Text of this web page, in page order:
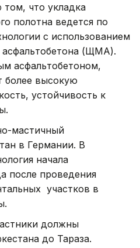
том, что укладка
полотна ведется по
с использованием
(ЩМА).
асфальтобетоном,
более высокую
устойчивость к
мастичный
в Германии. В
начала
после проведения
участков в
должны
до Тараза.